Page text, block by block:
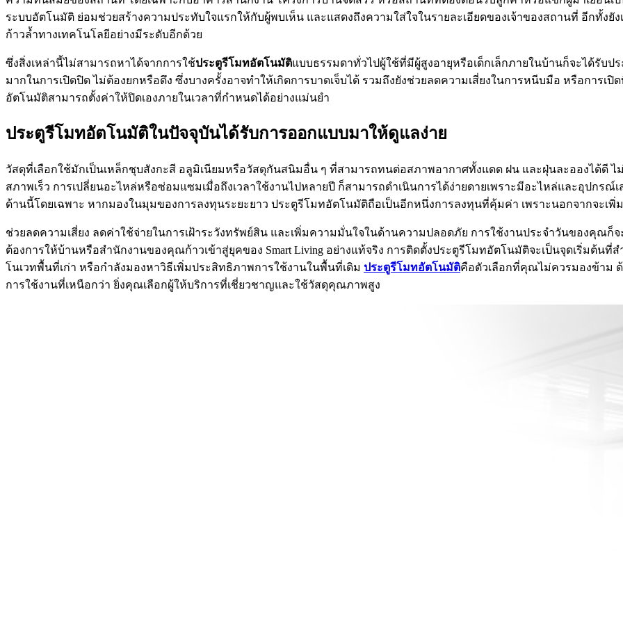
ระบบอัตโนมัติ ย่อมช่วยสร้างความประทับใจแรกให้กับผู้พบเห็น และแสดงถึงความใส่ใจในรายละเอียดของเจ้าของสถานที่ อีกทั้ง
ก้าวล้ำทางเทคโนโลยีอย่างมีระดับอีกด้วย
ซึ่งสิ่งเหล่านี้ไม่สามารถหาได้จากการใช้ประตูรีโมทอัตโนมัติแบบธรรมดาทั่วไปผู้ใช้ที่มีผู้สูงอายุหรือเด็กเล็กภายในบ้านก็จะได้รับ
มากในการเปิดปิด ไม่ต้องยกหรือดึง ซึ่งบางครั้งอาจทำให้เกิดการบาดเจ็บได้ รวมถึงยังช่วยลดความเสี่ยงในการหนีบมือ หรือการ
อัตโนมัติสามารถตั้งค่าให้ปิดเองภายในเวลาที่กำหนดได้อย่างแม่นยำ
ประตูรีโมทอัตโนมัติในปัจจุบันได้รับการออกแบบมาให้ดูแลง่าย
วัสดุที่เลือกใช้มักเป็นเหล็กชุบสังกะสี อลูมิเนียมหรือวัสดุกันสนิมอื่น ๆ ที่สามารถทนต่อสภาพอากาศทั้งแดด ฝน และฝุ่นละอองได้ดี ไ
สภาพเร็ว การเปลี่ยนอะไหล่หรือซ่อมแซมเมื่อถึงเวลาใช้งานไปหลายปี ก็สามารถดำเนินการได้ง่ายดายเพราะมีอะไหล่และอุปกร
ด้านนี้โดยเฉพาะ หากมองในมุมของการลงทุนระยะยาว ประตูรีโมทอัตโนมัติถือเป็นอีกหนึ่งการลงทุนที่คุ้มค่า เพราะนอกจากจะเ
ช่วยลดความเสี่ยง ลดค่าใช้จ่ายในการเฝ้าระวังทรัพย์สิน และเพิ่มความมั่นใจในด้านความปลอดภัย การใช้งานประจำวันของคุณ
ต้องการให้บ้านหรือสำนักงานของคุณก้าวเข้าสู่ยุคของ Smart Living อย่างแท้จริง การติดตั้งประตูรีโมทอัตโนมัติจะเป็นจุดเริ่มต้น
โนเวทพื้นที่เก่า หรือกำลังมองหาวิธีเพิ่มประสิทธิภาพการใช้งานในพื้นที่เดิม ประตูรีโมทอัตโนมัติคือตัวเลือกที่คุณไม่ควรมองข้าม
การใช้งานที่เหนือกว่า ยิ่งคุณเลือกผู้ให้บริการที่เชี่ยวชาญและใช้วัสดุคุณภาพสูง